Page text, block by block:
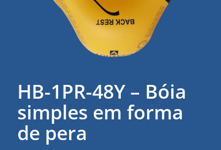
HB-1PR-48Y – Bóia
simples em forma
de pera